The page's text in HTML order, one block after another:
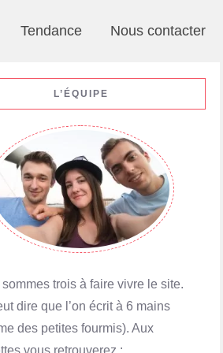
Tendance Nous contacter
L’ÉQUIPE
sommes trois à faire vivre le site.
dire que l’on écrit à 6 mains
des petites fourmis). Aux
vous retrouverez :